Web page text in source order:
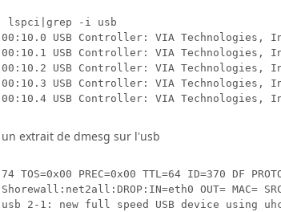
lspci|grep -i usb
00:10.0 USB Controller: VIA Technologies,
00:10.1 USB Controller: VIA Technologies,
00:10.2 USB Controller: VIA Technologies,
00:10.3 USB Controller: VIA Technologies,
un extrait de dmesg sur l'usb
74 TOS=0x00 PREC=0x00 TTL=64 ID=370 DF
Shorewall:net2all:DROP:IN=eth0 OUT= MAC=
usb 2-1: new full speed USB device using